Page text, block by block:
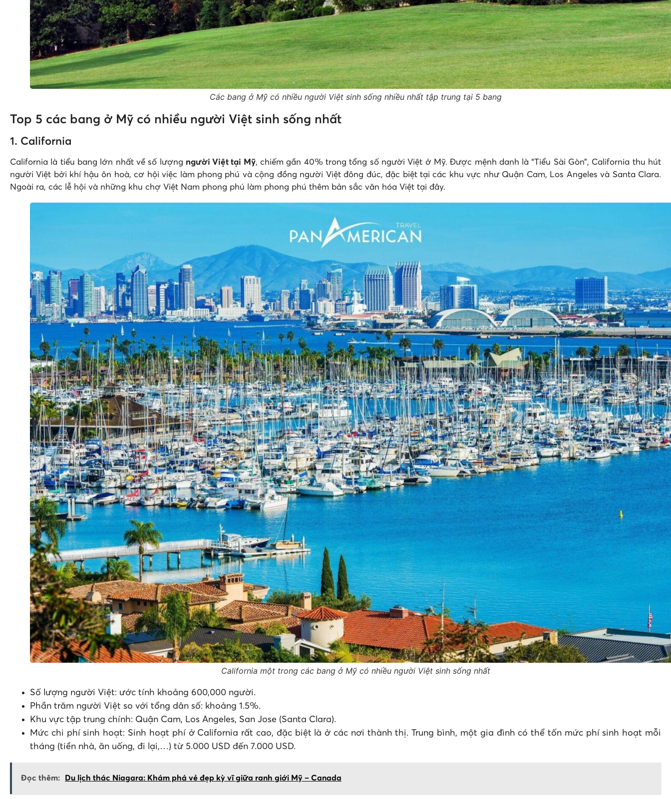
Các bang ở Mỹ có nhiều người Việt sinh sống nhiều nhất tập trung tại 5 bang
Top 5 các bang ở Mỹ có nhiều người Việt sinh sống nhất
1. California
California là tiểu bang lớn nhất về số lượng người Việt tại Mỹ, chiếm gần 40% trong tổng số người Việt ở Mỹ. Được mệnh danh là “Tiểu Sài Gòn”, California thu hút
người Việt bởi khí hậu ôn hoà, cơ hội việc làm phong phú và cộng đồng người Việt đông đúc, đặc biệt tại các khu vực như Quận Cam, Los Angeles và Santa Clara.
Ngoài ra, các lễ hội và những khu chợ Việt Nam phong phú làm phong phú thêm bản sắc văn hóa Việt tại đây.
California một trong các bang ở Mỹ có nhiều người Việt sinh sống nhất
Số lượng người Việt: ước tính khoảng 600,000 người.
Phần trăm người Việt so với tổng dân số: khoảng 1.5%.
Khu vực tập trung chính: Quận Cam, Los Angeles, San Jose (Santa Clara).
Mức chi phí sinh hoạt: Sinh hoạt phí ở California rất cao, đặc biệt là ở các nơi thành thị. Trung bình, một gia đình có thể tốn mức phí sinh hoạt mỗi
tháng (tiền nhà, ăn uống, đi lại,…) từ 5.000 USD đến 7.000 USD.
Đọc thêm: Du lịch thác Niagara: Khám phá vẻ đẹp kỳ vĩ giữa ranh giới Mỹ – Canada